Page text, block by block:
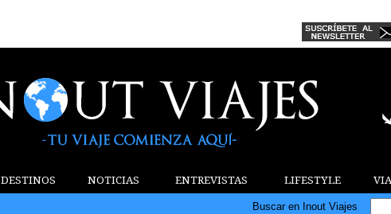
DESTINOS NOTICIAS ENTREVISTAS LIFESTYLE
Buscar en Inout Viajes